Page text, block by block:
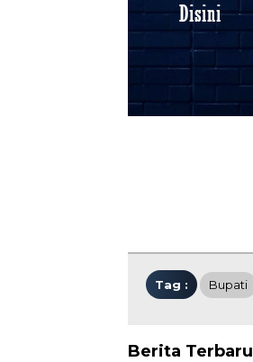
Tag : Bupati
Berita Terbaru